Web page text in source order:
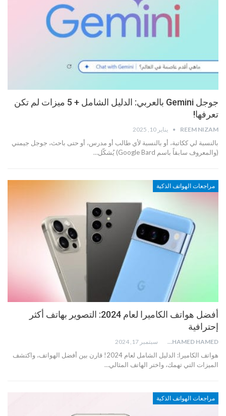
جوجل Gemini بالعربي: الدليل الشامل + 5 ميزات لم تكن
تعرفها!
REEM NIZAM يناير 10, 2025
بالنسبة لي ككاتبة، أو بالنسبة لأي طالب أو مدرس، أو حتى باحث، جوجل جيمني
(والمعروف سابقاً باسم Google Bard) يُشكّل…
مراجعات الهواتف الذكية
أفضل هواتف الكاميرا لعام 2024: التصوير بهاتف أكثر
إحترافية
MOHAMED HAMED سبتمبر 17, 2024
هواتف الكاميرا: الدليل الشامل لعام 2024! قارن بين أفضل الهواتف، واكتشف
الميزات التي تهمك، واختر الهاتف المثالي…
مراجعات الهواتف الذكية